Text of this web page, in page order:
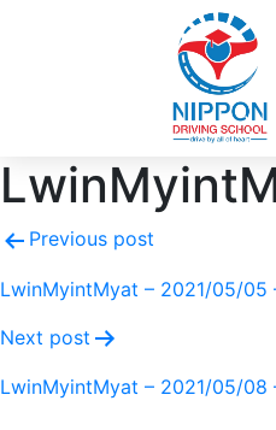
Previous post
LwinMyintMyat – 2021/05/05
Next post
LwinMyintMyat – 2021/05/08